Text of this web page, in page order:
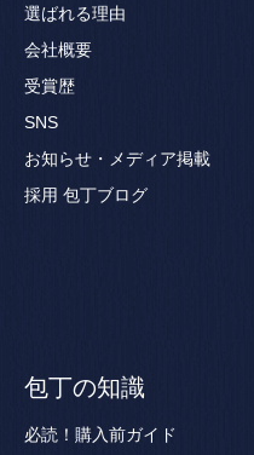
選ばれる理由
会社概要
受賞歴
SNS
お知らせ・メディア掲載
採用 包丁ブログ
包丁の知識
必読！購入前ガイド